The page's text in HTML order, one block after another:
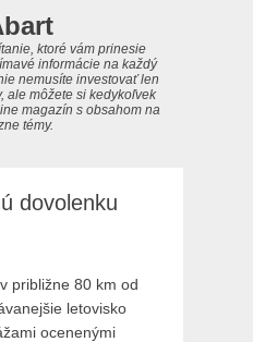
ktoré vám prinesie
informácie na každý
nemusíte investovať len
ale môžete si kedykoľvek
magazín s obsahom na
témy.
dovolenku
približne 80 km od
letovisko
ocenenými